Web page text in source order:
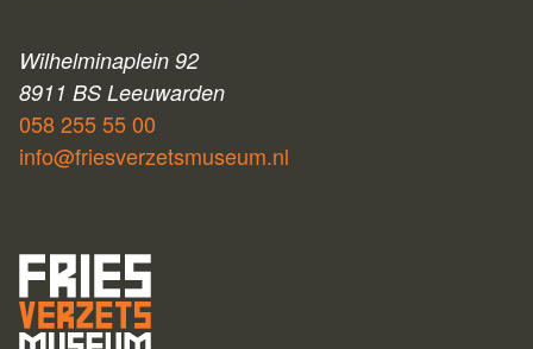
Wilhelminaplein 92
8911 BS Leeuwarden
058 255 55 00
info@friesverzetsmuseum.nl